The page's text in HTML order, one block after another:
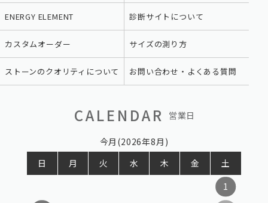
ENERGY ELEMENT 診断サイトについて
カスタムオーダー サイズの測り方
ストーンのクオリティについて お問い合わせ・よくある質問
CALENDAR 営業日
今月(2026年8月)
日
月 火 水 木 金
土
1